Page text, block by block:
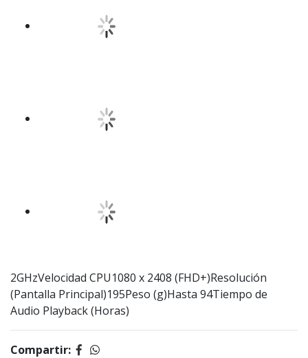
2GHzVelocidad CPU1080 x 2408 (FHD+)Resolución
(Pantalla Principal)195Peso (g)Hasta 94Tiempo de
Audio Playback (Horas)
Compartir: